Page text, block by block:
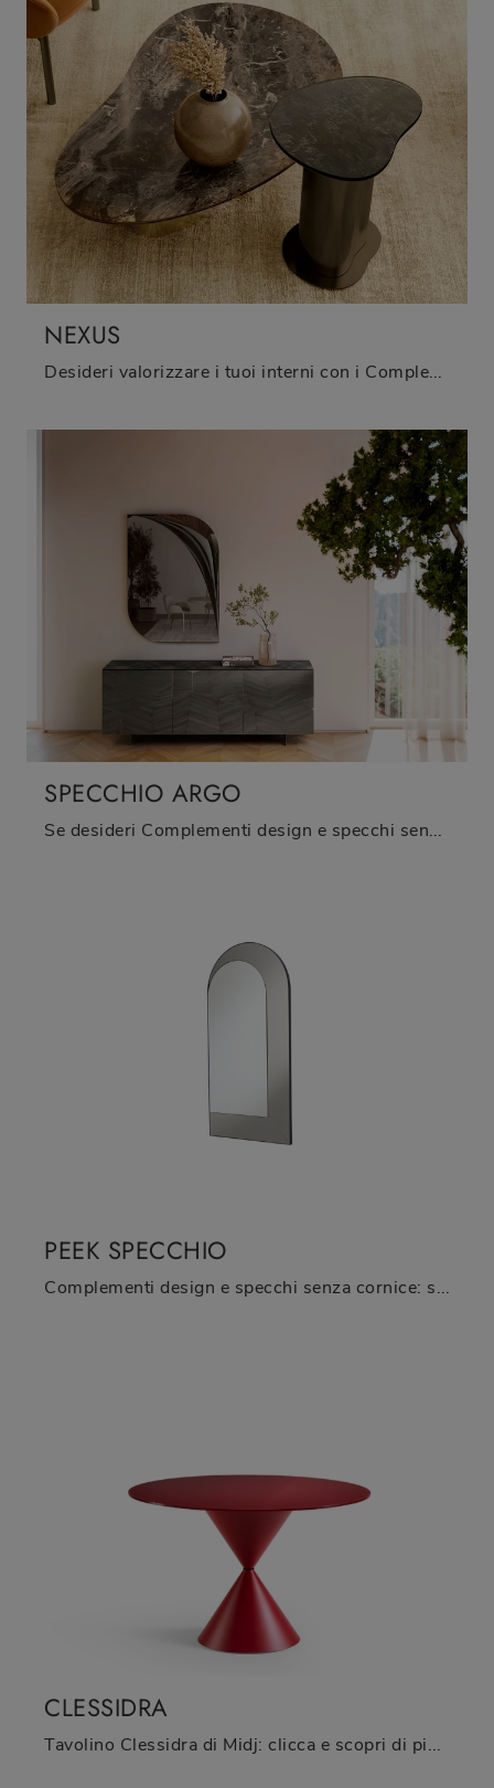
NEXUS
Desideri valorizzare i tuoi interni con i Complementi Bontempi? Ti presentiamo vari modelli di tavolini in gres come Nexus.
SPECCHIO ARGO
Se desideri Complementi design e specchi senza cornice ottieni informazioni sul modello Specchio Argo della firma Bontempi.
PEEK SPECCHIO
Complementi design e specchi senza cornice: scopri di più sul modello Peek Specchio di Midj e potrai arricchire i tuoi locali.
CLESSIDRA
Tavolino Clessidra di Midj: clicca e scopri di più sui Complementi e tavolini design in metallo del rinomato brand!